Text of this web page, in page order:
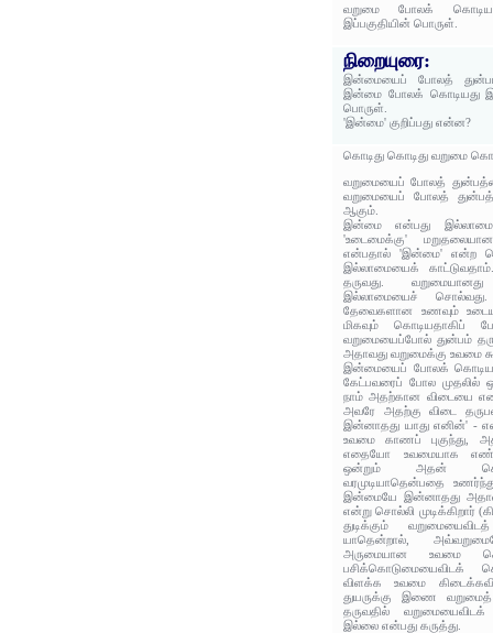
வறுமை போலக்
இப்பகுதியின் பொருள்.
நிறையுரை:
இன்மையைப் போலத்
இன்மை போலக் கொடியது
பொருள்.
'இன்மை' குறிப்பது என்ன?
கொடிது கொடிது வறுமை
வறுமையைப் போலத்
வறுமையைப் போலத்
ஆகும்.
இன்மை என்பது
'உடைமைக்கு'
என்பதால் 'இன்மை' என்ற
இல்லாமையைக்
தருவது.
இல்லாமையைச் சொல்வது.
தேவைகளான உணவும்
மிகவும் கொடியதாகிப்
வறுமையைப்போல் துன்பம்
அதாவது வறுமைக்கு உவமை
இன்மையைப் போலக்
கேட்பவரைப் போல முதலில்
நாம் அதற்கான விடையை
அவரே அதற்கு விடை
இன்னாதது யாது எனின்' -
உவமை காணப் புகுந்து,
எதையோ உவமையாக
ஒன்றும் அதன்
வரமுடியாதென்பதை
இன்மையே இன்னாதது
என்று சொல்லி முடிக்கிறார்
துடிக்கும்
யாதென்றால்,
அருமையான உவமை
பசிக்கொடுமையைவிடக்
விளக்க உவமை
துயருக்கு இணை
தருவதில்
இல்லை என்பது கருத்து.